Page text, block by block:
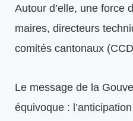
Autour d’elle, une force
maires, directeurs
comités cantonaux
Le message de la
équivoque :